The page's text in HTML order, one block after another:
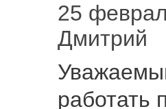
25
Дмитрий
работать